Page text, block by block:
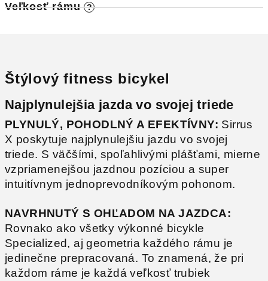
Veľkosť rámu ?
Štýlový fitness bicykel
Najplynulejšia jazda vo svojej triede
PLYNULÝ, POHODLNÝ A EFEKTÍVNY: Sirrus
X poskytuje najplynulejšiu jazdu vo svojej
triede. S väčšími, spoľahlivými plášťami, mierne
vzpriamenejšou jazdnou pozíciou a super
intuitívnym jednoprevodníkovým pohonom.
NAVRHNUTÝ S OHĽADOM NA JAZDCA:
Rovnako ako všetky výkonné bicykle
Specialized, aj geometria každého rámu je
jedinečne prepracovaná. To znamená, že pri
každom ráme je každá veľkosť trubiek